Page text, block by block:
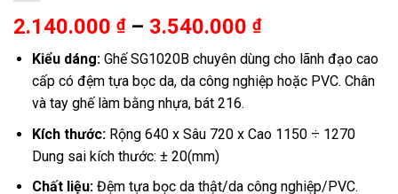
2.140.000 ₫ – 3.540.000 ₫Khoảng
giá:
từ
2.140.000 ₫
3.540.000 ₫
Kiểu dáng:Ghế SG1020B chuyên dùng cho lãnh đạo cao
cấp có đệm tựa bọc da, da công nghiệp hoặc PVC. Chân
và tay ghế làm bằng nhựa, bát 216.
Kích thước:Rộng 640 x Sâu 720 x Cao 1150 ÷ 1270
Dung sai kích thước: ± 20(mm)
Chất liệu:Đệm tựa bọc da thật/da công nghiệp/PVC.